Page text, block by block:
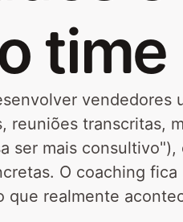
time
vendedores
reuniões transcritas,
ser mais consultivo"),
O coaching fica
que realmente